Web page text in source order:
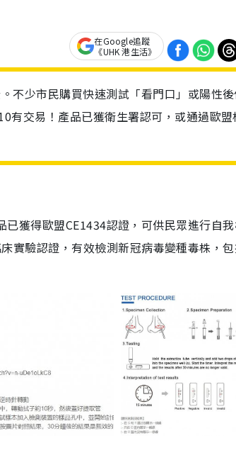
在Google追蹤
《UHK 港生活》
不少市民購買快速測試「看門口」或陽性
有交易！產品已獲衛生署認可，或通過歐盟
獲得歐盟CE1434認證，可供民眾進行自
實驗認證，有效檢測新冠病毒變種毒株，